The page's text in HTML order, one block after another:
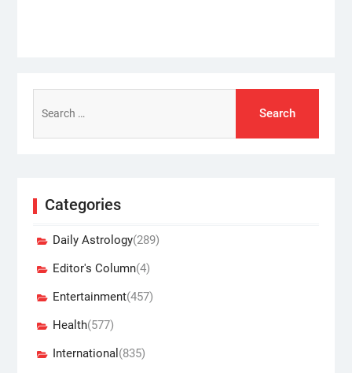
for:
Categories
Daily Astrology(289)
Editor's Column(4)
Entertainment(457)
Health(577)
International (835)